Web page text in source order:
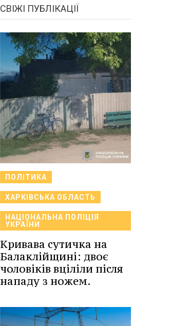
СВІЖІ ПУБЛІКАЦІЇ
ПОЛІТИКА
ХАРКІВСЬКА ОБЛАСТЬ
НАЦІОНАЛЬНА ПОЛІЦІЯ
УКРАЇНИ
Кривава сутичка на
Балаклійщині: двоє
чоловіків вціліли після
нападу з ножем.